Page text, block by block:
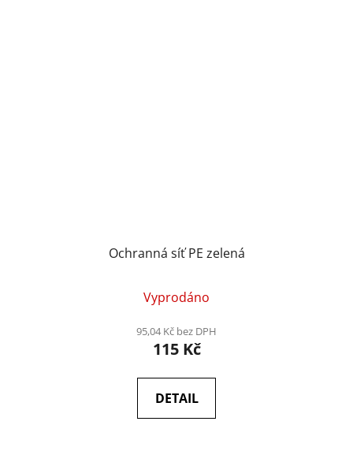
Ochranná síť PE zelená
Vyprodáno
95,04 Kč bez DPH
115 Kč
DETAIL